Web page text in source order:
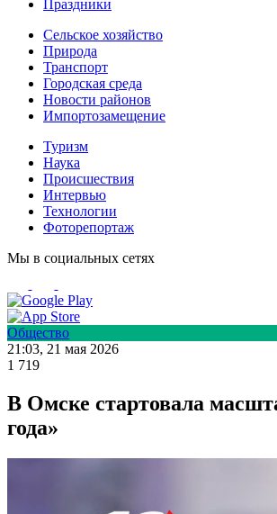
Праздники
Сельское хозяйство
Природа
Транспорт
Городская среда
Новости районов
Импортозамещение
Туризм
Наука
Происшествия
Интервью
Технологии
Фоторепортаж
Мы в социальных сетях
Общество
21:03, 21 мая 2026
1 719
В Омске стартовала
года»